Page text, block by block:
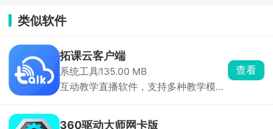
类似软件
拓课云客户端
系统工具135.00 MB
互动教学直播软件，支持多种教学模
查看
360驱动大师网卡版